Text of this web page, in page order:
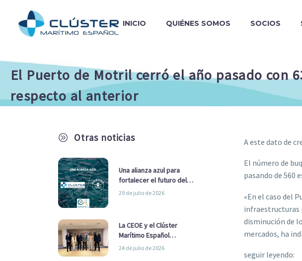
INICIO QUIÉNES SOMOS SOCIOS
El Puerto de Motril cerró el año pasado con
respecto al anterior
A Otras noticias
Una alianza azul para
fortalecer el futuro del
sector marítimo
29 de julio de 2026
La CEOE y el Clúster
Marítimo Español
refuerzan su alianza para
24 de julio de 2026
A este dato de
El número de
pasando de 560
«En el caso del
infraestructuras
disminución de
mercados, ha
seguir leyendo: